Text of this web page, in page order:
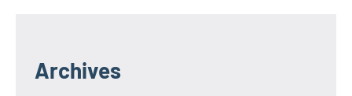
Archives